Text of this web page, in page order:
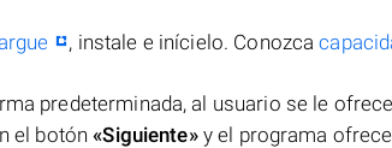
, instale e inícielo. Conozca
predeterminada, al usuario se le
el botón«Siguiente»y el programa